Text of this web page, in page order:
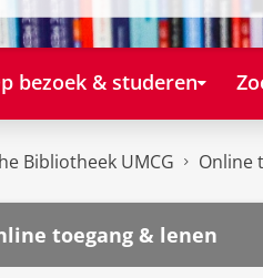
bezoek & studeren
Bibliotheek UMCG Online
toegang & lenen